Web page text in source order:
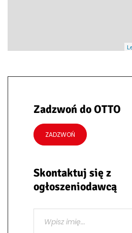
Zadzwoń do OTTO
ZADZWOŃ
Skontaktuj się z
ogłoszeniodawcą